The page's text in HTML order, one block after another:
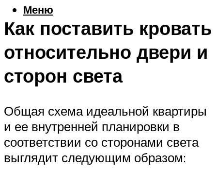
Меню
Как поставить кровать
относительно двери и
сторон света
Общая схема идеальной квартиры
и ее внутренней планировки в
соответствии со сторонами света
выглядит следующим образом: